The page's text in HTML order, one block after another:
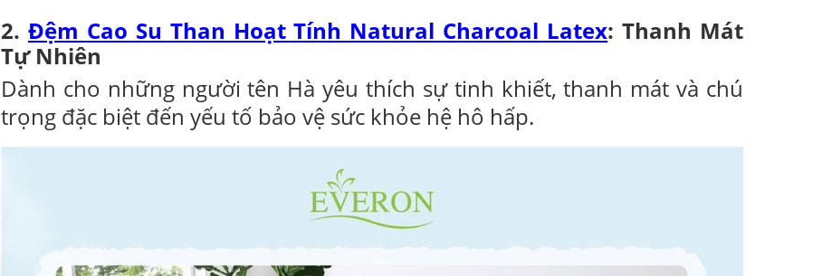
2. Đệm Cao Su Than Hoạt Tính Natural Charcoal Latex: Thanh Mát
Tự Nhiên
Dành cho những người tên Hà yêu thích sự tinh khiết, thanh mát và chú
trọng đặc biệt đến yếu tố bảo vệ sức khỏe hệ hô hấp.